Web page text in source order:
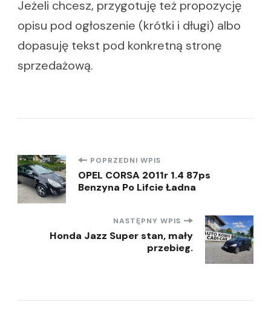
Jeżeli chcesz, przygotuję też propozycję
opisu pod ogłoszenie (krótki i długi) albo
dopasuję tekst pod konkretną stronę
sprzedażową.
Nawigacja
wpisu
POPRZEDNI WPIS
OPEL CORSA 2011r 1.4 87ps
Benzyna Po Lifcie Ładna
NASTĘPNY WPIS
Honda Jazz Super stan, mały
przebieg.